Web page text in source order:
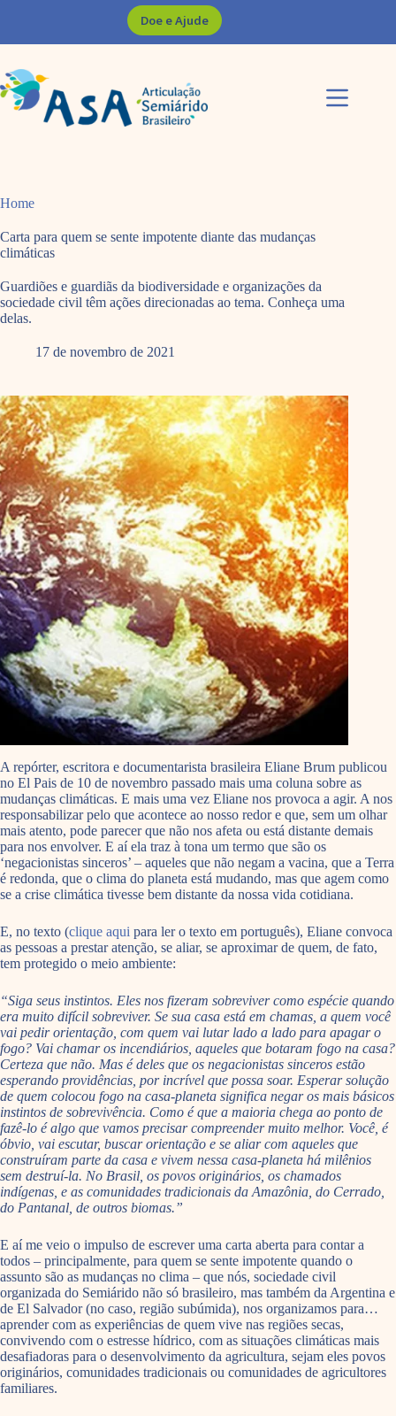
Doe e Ajude
Home
Carta para quem se sente impotente diante das mudanças
climáticas
Guardiões e guardiãs da biodiversidade e organizações da
sociedade civil têm ações direcionadas ao tema. Conheça uma
delas.
17 de novembro de 2021
A repórter, escritora e documentarista brasileira Eliane Brum publicou
no El Pais de 10 de novembro passado mais uma coluna sobre as
mudanças climáticas. E mais uma vez Eliane nos provoca a agir. A nos
responsabilizar pelo que acontece ao nosso redor e que, sem um olhar
mais atento, pode parecer que não nos afeta ou está distante demais
para nos envolver. E aí ela traz à tona um termo que são os
‘negacionistas sinceros’ – aqueles que não negam a vacina, que a Terra
é redonda, que o clima do planeta está mudando, mas que agem como
se a crise climática tivesse bem distante da nossa vida cotidiana.
E, no texto (clique aqui para ler o texto em português), Eliane convoca
as pessoas a prestar atenção, se aliar, se aproximar de quem, de fato,
tem protegido o meio ambiente:
“Siga seus instintos. Eles nos fizeram sobreviver como espécie quando
era muito difícil sobreviver. Se sua casa está em chamas, a quem você
vai pedir orientação, com quem vai lutar lado a lado para apagar o
fogo? Vai chamar os incendiários, aqueles que botaram fogo na casa?
Certeza que não. Mas é deles que os negacionistas sinceros estão
esperando providências, por incrível que possa soar. Esperar solução
de quem colocou fogo na casa-planeta significa negar os mais básicos
instintos de sobrevivência. Como é que a maioria chega ao ponto de
fazê-lo é algo que vamos precisar compreender muito melhor. Você, é
óbvio, vai escutar, buscar orientação e se aliar com aqueles que
construíram parte da casa e vivem nessa casa-planeta há milênios
sem destruí-la. No Brasil, os povos originários, os chamados
indígenas, e as comunidades tradicionais da Amazônia, do Cerrado,
do Pantanal, de outros biomas.”
E aí me veio o impulso de escrever uma carta aberta para contar a
todos – principalmente, para quem se sente impotente quando o
assunto são as mudanças no clima – que nós, sociedade civil
organizada do Semiárido não só brasileiro, mas também da Argentina e
de El Salvador (no caso, região subúmida), nos organizamos para…
aprender com as experiências de quem vive nas regiões secas,
convivendo com o estresse hídrico, com as situações climáticas mais
desafiadoras para o desenvolvimento da agricultura, sejam eles povos
originários, comunidades tradicionais ou comunidades de agricultores
familiares.